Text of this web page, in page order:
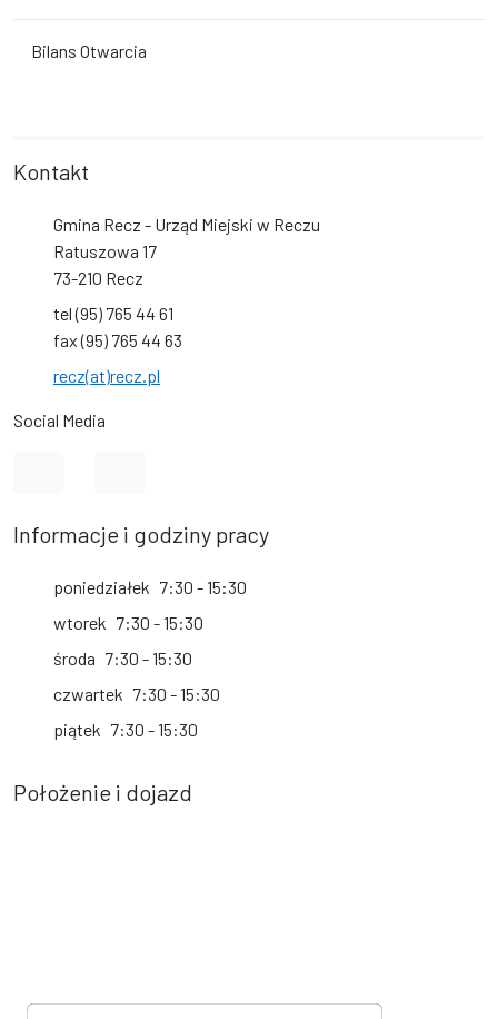
Bilans Otwarcia
Kontakt
Gmina Recz - Urząd Miejski w Reczu
Ratuszowa 17
73-210 Recz
tel (95) 765 44 61
fax (95) 765 44 63
recz(at)recz.pl
Social Media
Informacje i godziny pracy
poniedziałek 7:30 - 15:30
wtorek 7:30 - 15:30
środa 7:30 - 15:30
czwartek 7:30 - 15:30
piątek 7:30 - 15:30
Położenie i dojazd